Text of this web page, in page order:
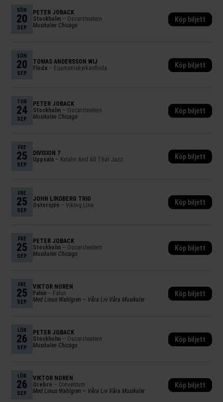
SÖN
20
SEP
PETER JÖBACK
Stockholm – Oscarsteatern
Musikalen Chicago
Köp biljett
SÖN
20
SEP
TOMAS ANDERSSON WIJ
Floda – Equmeniakyrkanfloda Köp biljett
TOR
24
SEP
PETER JÖBACK
Stockholm – Oscarsteatern
Musikalen Chicago
Köp biljett
FRE
25
SEP
DIVISION 7
Uppsala – Katalin And All That Jazz Köp biljett
FRE
25
SEP
JOHN LINDBERG TRIO
Östersjön – Viking Line Köp biljett
FRE
25
SEP
PETER JÖBACK
Stockholm – Oscarsteatern
Musikalen Chicago
Köp biljett
FRE
25
SEP
VIKTOR NORÉN
Falun – Falun
Med Linus Wahlgren – Våra Liv Våra Musikaler
Köp biljett
LÖR
26
SEP
PETER JÖBACK
Stockholm – Oscarsteatern
Musikalen Chicago
Köp biljett
LÖR
26
SEP
VIKTOR NORÉN
Örebro – Conventum
Med Linus Wahlgren – Våra Liv Våra Musikaler
Köp biljett